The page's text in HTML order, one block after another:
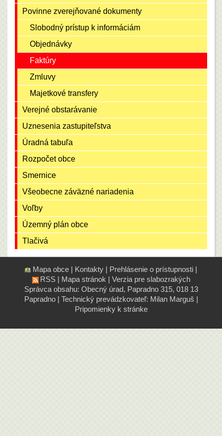
Povinne zverejňované dokumenty
Slobodný prístup k informáciám
Objednávky
Faktúry
Zmluvy
Majetkové transfery
Verejné obstarávanie
Uznesenia zastupiteľstva
Úradná tabuľa
Rozpočet obce
Smernice
Všeobecne záväzné nariadenia
Voľby
Územný plán obce
Tlačivá
Mapa obce | Kontakty | Prehlásenie o prístupnosti |
RSS| Mapa stránok | Verzia pre slabozrakých
Správca obsahu: Obecný úrad, Papradno 315, 018 13
Papradno| Technický prevádzkovateľ: Milan Marguš |
Pripomienky k stránke